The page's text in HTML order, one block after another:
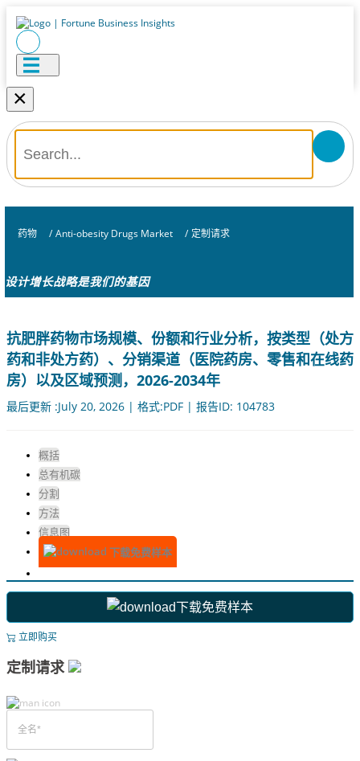
×
药物 / Anti-obesity Drugs Market / 定制请求
设计增长战略是我们的基因
抗肥胖药物市场规模、份额和行业分析，按类型（处方
药和非处方药）、分销渠道（医院药房、零售和在线药
房）以及区域预测，2026-2034年
最后更新 :July 20, 2026 | 格式:PDF | 报告ID: 104783
概括
总有机碳
分割
方法
信息图
下载免费样本
下载免费样本
立即购买
定制请求